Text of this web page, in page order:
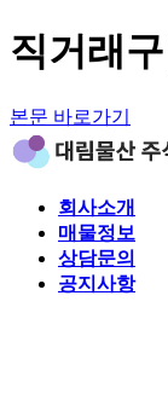
직거래
본문 바로가기
회사소개
매물정보
상담문의
공지사항